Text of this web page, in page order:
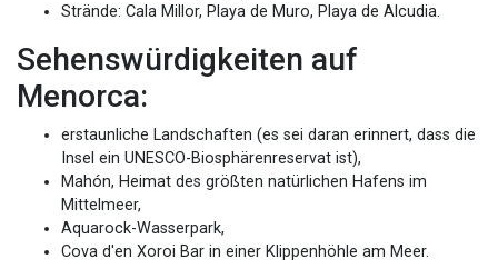
Strände: Cala Millor, Playa de Muro, Playa de Alcudia.
Sehenswürdigkeiten auf
Menorca:
erstaunliche Landschaften (es sei daran erinnert, dass die
Insel ein UNESCO-Biosphärenreservat ist),
Mahón, Heimat des größten natürlichen Hafens im
Mittelmeer,
Aquarock-Wasserpark,
Cova d'en Xoroi Bar in einer Klippenhöhle am Meer.